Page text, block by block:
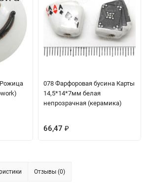
078 Фарфоровая бусина Карты
14,5*14*7мм белая
непрозрачная (керамика)
66,47 ₽
Отзывы (0)